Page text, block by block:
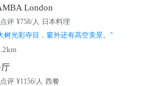
London
评 ¥758/人 日本料理
树光彩夺目，窗外还有高空美景。 "
评 ¥1156/人 西餐